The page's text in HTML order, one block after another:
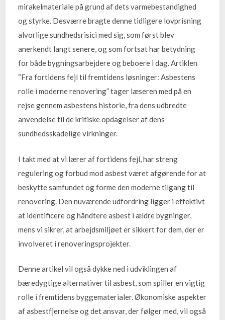
mirakelmateriale på grund af dets varmebestandighed
og styrke. Desværre bragte denne tidligere lovprisning
alvorlige sundhedsrisici med sig, som først blev
anerkendt langt senere, og som fortsat har betydning
for både bygningsarbejdere og beboere i dag. Artiklen
“Fra fortidens fejl til fremtidens løsninger: Asbestens
rolle i moderne renovering” tager læseren med på en
rejse gennem asbestens historie, fra dens udbredte
anvendelse til de kritiske opdagelser af dens
sundhedsskadelige virkninger.
I takt med at vi lærer af fortidens fejl, har streng
regulering og forbud mod asbest været afgørende for at
beskytte samfundet og forme den moderne tilgang til
renovering. Den nuværende udfordring ligger i effektivt
at identificere og håndtere asbest i ældre bygninger,
mens vi sikrer, at arbejdsmiljøet er sikkert for dem, der er
involveret i renoveringsprojekter.
Denne artikel vil også dykke ned i udviklingen af
bæredygtige alternativer til asbest, som spiller en vigtig
rolle i fremtidens byggematerialer. Økonomiske aspekter
af asbestfjernelse og det ansvar, der følger med, vil også